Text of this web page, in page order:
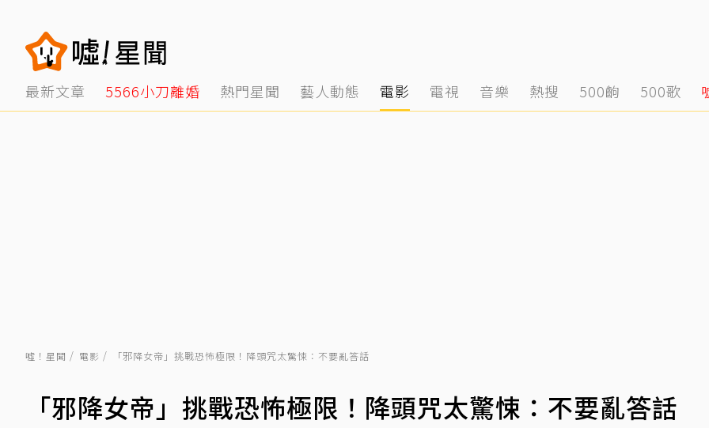
最新文章 5566小刀離婚 熱門星聞 藝人動態 電影 電視 音樂 熱搜 500齣 500歌
噓！星聞 電影 「邪降女帝」挑戰恐怖極限！降頭咒太驚悚：不要亂答話
「邪降女帝」挑戰恐怖極限！降頭咒太驚悚：不要亂答話